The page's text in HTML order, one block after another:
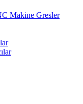
Makine Gresler